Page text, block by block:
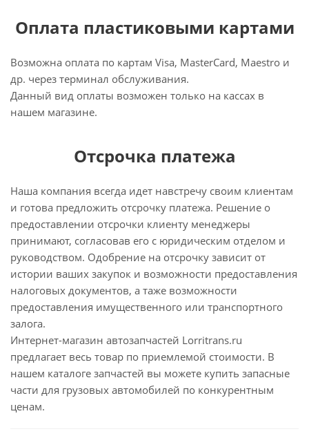
Оплата пластиковыми картами
Возможна оплата по картам Visa, MasterCard, Maestro и
др. через терминал обслуживания.
Данный вид оплаты возможен только на кассах в
нашем магазине.
Отсрочка платежа
Наша компания всегда идет навстречу своим клиентам
и готова предложить отсрочку платежа. Решение о
предоставлении отсрочки клиенту менеджеры
принимают, согласовав его с юридическим отделом и
руководством. Одобрение на отсрочку зависит от
истории ваших закупок и возможности предоставления
налоговых документов, а таже возможности
предоставления имущественного или транспортного
залога.
Интернет-магазин автозапчастей Lorritrans.ru
предлагает весь товар по приемлемой стоимости. В
нашем каталоге запчастей вы можете купить запасные
части для грузовых автомобилей по конкурентным
ценам.